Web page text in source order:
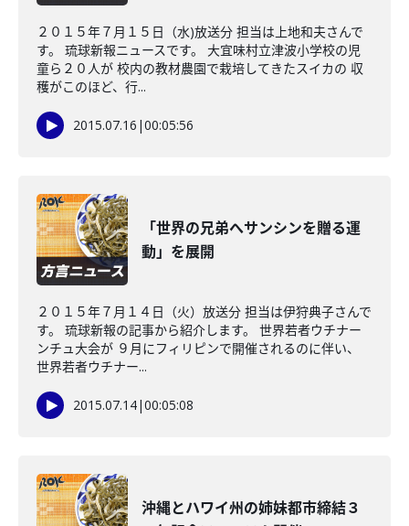
２０１５年７月１５日（水)放送分 担当は上地和夫さんで
す。 琉球新報ニュースです。 大宜味村立津波小学校の児
童ら２０人が 校内の教材農園で栽培してきたスイカの 収
穫がこのほど、行...
2015.07.16 |00:05:56
「世界の兄弟へサンシンを贈る運
動」を展開
２０１５年７月１４日（火）放送分 担当は伊狩典子さんで
す。 琉球新報の記事から紹介します。 世界若者ウチナー
ンチュ大会が ９月にフィリピンで開催されるのに伴い、
世界若者ウチナー...
2015.07.14|00:05:08
沖縄とハワイ州の姉妹都市締結３